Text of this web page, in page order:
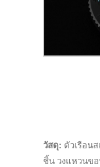
วัสดุ: ตัวเรือน
ชิ้น วงแหวนข